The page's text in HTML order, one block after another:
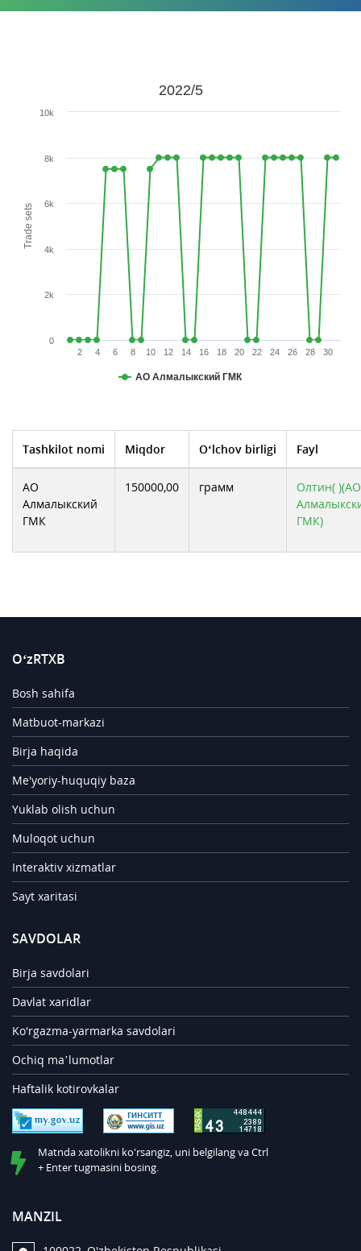
Trade sets
2022/5
АО Алмалыкский ГМК
2 4 6 8 10 12 14 16 18 20 22 24 26 28 30
0
2k
4k
6k
8k
10k
Tashkilot nomi Miqdor O‘lchov birligi Fayl
АО
Алмалыкский
ГМК
150000,00 грамм
Олтин( )(АО
ГМК)
O‘zRTXB
Bosh sahifa
Matbuot-markazi
Birja haqida
Me'yoriy-huquqiy baza
Yuklab olish uchun
Muloqot uchun
Interaktiv xizmatlar
Sayt xaritasi
SAVDOLAR
Birja savdolari
Davlat xaridlar
Ko'rgazma-yarmarka savdolari
Ochiq ma’lumotlar
Haftalik kotirovkalar
Matnda xatolikni ko'rsangiz, uni belgilang va Ctrl
+ Enter tugmasini bosing.
MANZIL